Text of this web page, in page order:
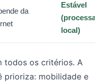
da
Estável
local)
todos os critérios. A
prioriza: mobilidade e